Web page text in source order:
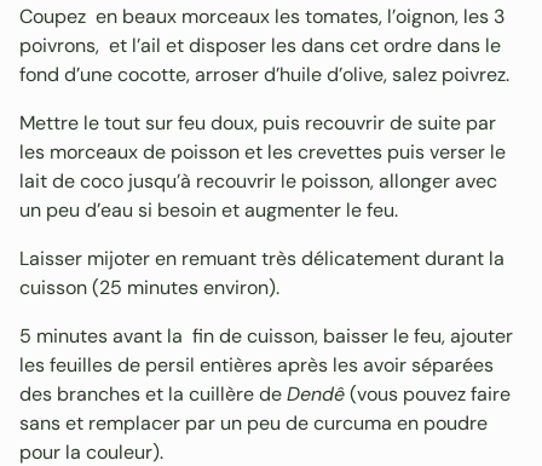
Coupez en beaux morceaux les tomates, l’oignon, les 3
poivrons, et l’ail et disposer les dans cet ordre dans le
fond d’une cocotte, arroser d’huile d’olive, salez poivrez.
Mettre le tout sur feu doux, puis recouvrir de suite par
les morceaux de poisson et les crevettes puis verser le
lait de coco jusqu’à recouvrir le poisson, allonger avec
un peu d’eau si besoin et augmenter le feu.
Laisser mijoter en remuant très délicatement durant la
cuisson (25 minutes environ).
5 minutes avant la fin de cuisson, baisser le feu, ajouter
les feuilles de persil entières après les avoir séparées
des branches et la cuillère deDendê(vous pouvez faire
sans et remplacer par un peu de curcuma en poudre
pour la couleur).